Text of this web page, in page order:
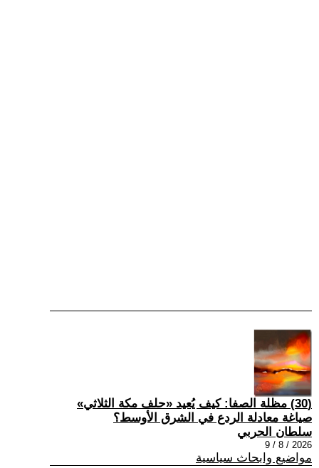
(30) مظلة الصفا: كيف يُعيد «حلف مكة الثلاثي»
صياغة معادلة الردع في الشرق الأوسط؟
سلطان الحربي
2026 / 8 / 9
مواضيع وابحاث سياسية